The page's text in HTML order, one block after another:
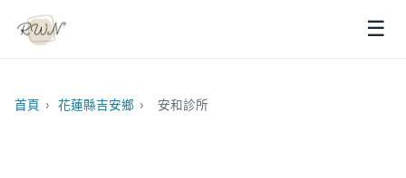
☰
首頁 › 花蓮縣吉安鄉 › 安和診所